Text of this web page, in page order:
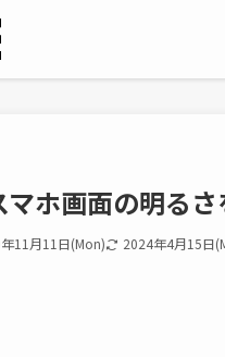
マホ画面の明る
11月11日(Mon) 2024年4月15日